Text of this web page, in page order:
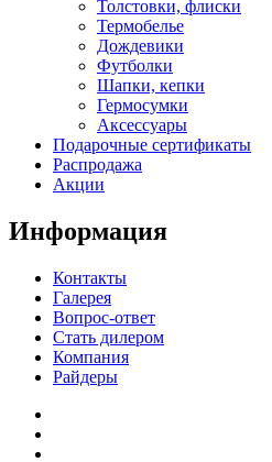
Толстовки, флиски
Термобелье
Дождевики
Футболки
Шапки, кепки
Гермосумки
Аксессуары
Подарочные сертификаты
Распродажа
Акции
Информация
Контакты
Галерея
Вопрос-ответ
Стать дилером
Компания
Райдеры